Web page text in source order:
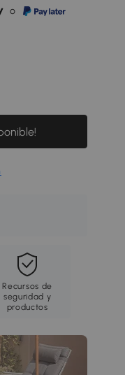
o
Recursos de
seguridad y
productos